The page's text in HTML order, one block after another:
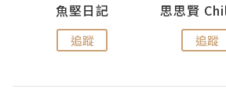
魚堅日記
追蹤 追蹤